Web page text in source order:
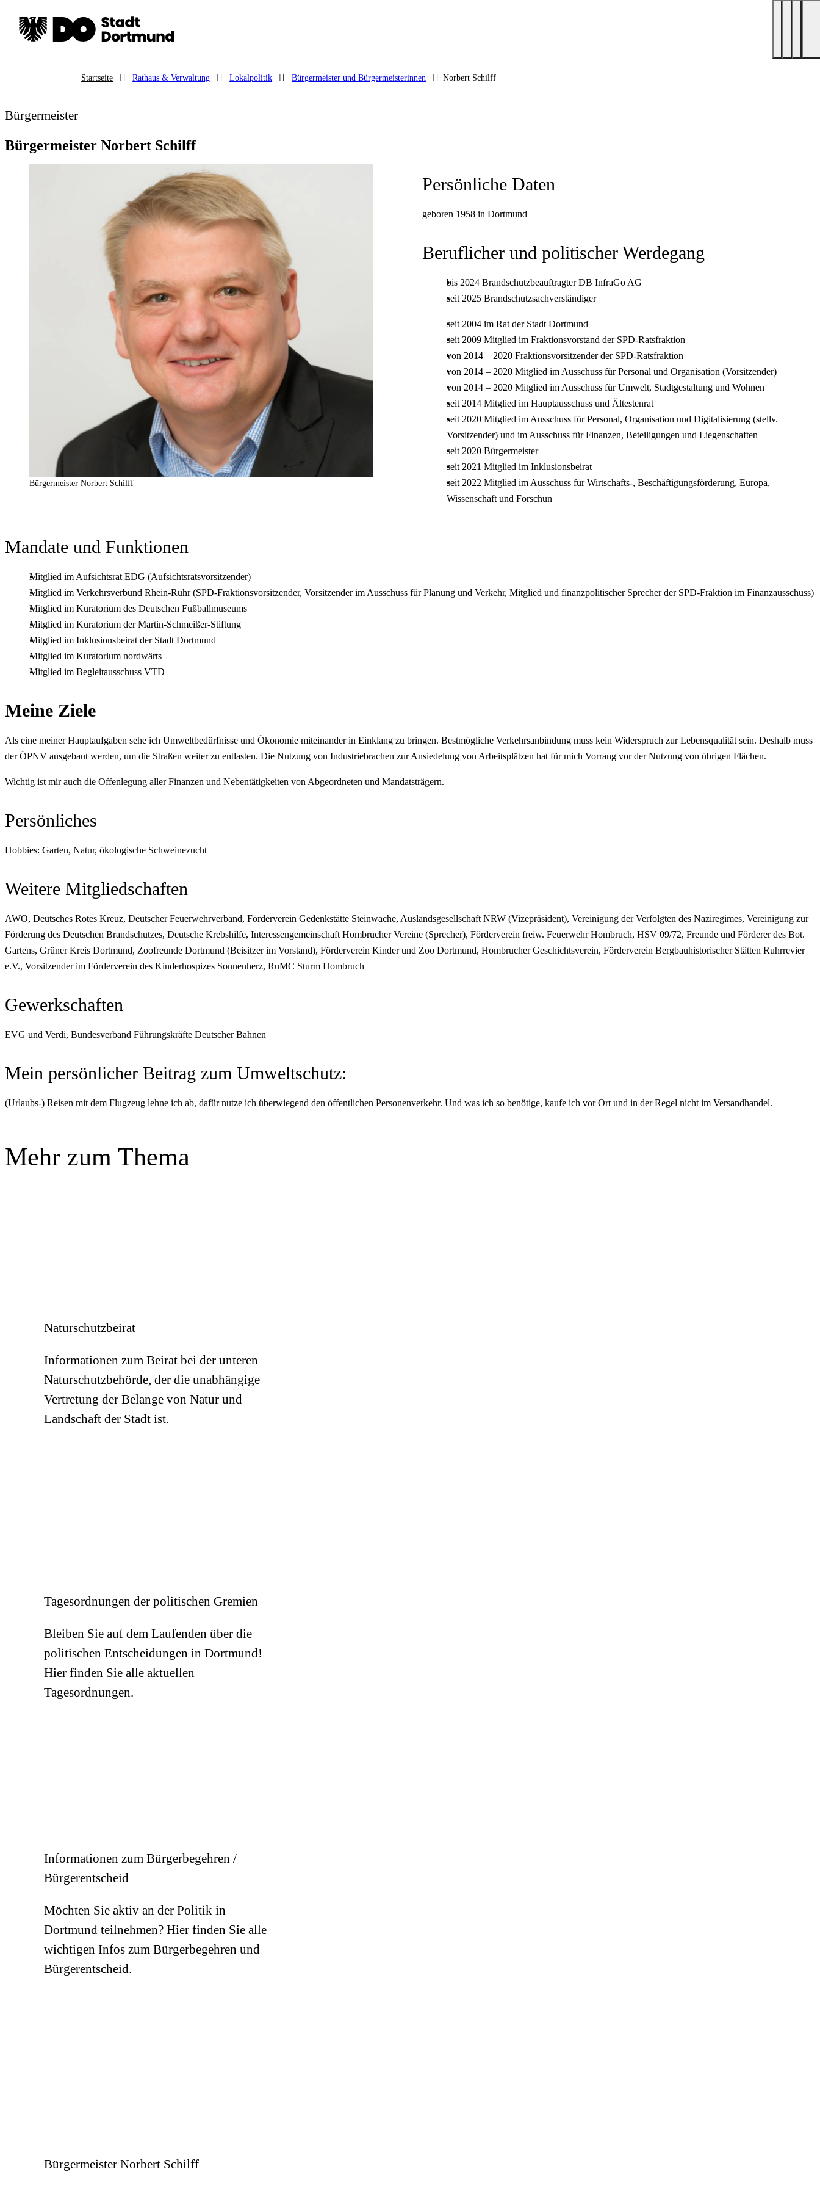
Startseite Rathaus & Verwaltung Lokalpolitik Bürgermeister und Bürgermeisterinnen Norbert Schilff
Bürgermeister
Bürgermeister Norbert Schilff
Bürgermeister Norbert Schilff
Persönliche Daten
geboren 1958 in Dortmund
Beruflicher und politischer Werdegang
bis 2024 Brandschutzbeauftragter DB InfraGo AG
seit 2025 Brandschutzsachverständiger
seit 2004 im Rat der Stadt Dortmund
seit 2009 Mitglied im Fraktionsvorstand der SPD-Ratsfraktion
von 2014 – 2020 Fraktionsvorsitzender der SPD-Ratsfraktion
von 2014 – 2020 Mitglied im Ausschuss für Personal und Organisation (Vorsitzender)
von 2014 – 2020 Mitglied im Ausschuss für Umwelt, Stadtgestaltung und Wohnen
seit 2014 Mitglied im Hauptausschuss und Ältestenrat
seit 2020 Mitglied im Ausschuss für Personal, Organisation und Digitalisierung (stellv.
Vorsitzender) und im Ausschuss für Finanzen, Beteiligungen und Liegenschaften
seit 2020 Bürgermeister
seit 2021 Mitglied im Inklusionsbeirat
seit 2022 Mitglied im Ausschuss für Wirtschafts-, Beschäftigungsförderung, Europa,
Wissenschaft und Forschun
Mandate und Funktionen
Mitglied im Aufsichtsrat EDG (Aufsichtsratsvorsitzender)
Mitglied im Verkehrsverbund Rhein-Ruhr (SPD-Fraktionsvorsitzender, Vorsitzender im Ausschuss für Planung und Verkehr, Mitglied und finanzpolitischer Sprecher der SPD-Fraktion im Finanzausschuss)
Mitglied im Kuratorium des Deutschen Fußballmuseums
Mitglied im Kuratorium der Martin-Schmeißer-Stiftung
Mitglied im Inklusionsbeirat der Stadt Dortmund
Mitglied im Kuratorium nordwärts
Mitglied im Begleitausschuss VTD
Meine Ziele
Als eine meiner Hauptaufgaben sehe ich Umweltbedürfnisse und Ökonomie miteinander in Einklang zu bringen. Bestmögliche Verkehrsanbindung muss kein Widerspruch zur Lebensqualität sein. Deshalb muss
der ÖPNV ausgebaut werden, um die Straßen weiter zu entlasten. Die Nutzung von Industriebrachen zur Ansiedelung von Arbeitsplätzen hat für mich Vorrang vor der Nutzung von übrigen Flächen.
Wichtig ist mir auch die Offenlegung aller Finanzen und Nebentätigkeiten von Abgeordneten und Mandatsträgern.
Persönliches
Hobbies: Garten, Natur, ökologische Schweinezucht
Weitere Mitgliedschaften
AWO, Deutsches Rotes Kreuz, Deutscher Feuerwehrverband, Förderverein Gedenkstätte Steinwache, Auslandsgesellschaft NRW (Vizepräsident), Vereinigung der Verfolgten des Naziregimes, Vereinigung zur
Förderung des Deutschen Brandschutzes, Deutsche Krebshilfe, Interessengemeinschaft Hombrucher Vereine (Sprecher), Förderverein freiw. Feuerwehr Hombruch, HSV 09/72, Freunde und Förderer des Bot.
Gartens, Grüner Kreis Dortmund, Zoofreunde Dortmund (Beisitzer im Vorstand), Förderverein Kinder und Zoo Dortmund, Hombrucher Geschichtsverein, Förderverein Bergbauhistorischer Stätten Ruhrrevier
e.V., Vorsitzender im Förderverein des Kinderhospizes Sonnenherz, RuMC Sturm Hombruch
Gewerkschaften
EVG und Verdi, Bundesverband Führungskräfte Deutscher Bahnen
Mein persönlicher Beitrag zum Umweltschutz:
(Urlaubs-) Reisen mit dem Flugzeug lehne ich ab, dafür nutze ich überwiegend den öffentlichen Personenverkehr. Und was ich so benötige, kaufe ich vor Ort und in der Regel nicht im Versandhandel.
Mehr zum Thema
Naturschutzbeirat
Informationen zum Beirat bei der unteren
Naturschutzbehörde, der die unabhängige
Vertretung der Belange von Natur und
Landschaft der Stadt ist.
Tagesordnungen der politischen Gremien
Bleiben Sie auf dem Laufenden über die
politischen Entscheidungen in Dortmund!
Hier finden Sie alle aktuellen
Tagesordnungen.
Informationen zum Bürgerbegehren /
Bürgerentscheid
Möchten Sie aktiv an der Politik in
Dortmund teilnehmen? Hier finden Sie alle
wichtigen Infos zum Bürgerbegehren und
Bürgerentscheid.
Bürgermeister Norbert Schilff